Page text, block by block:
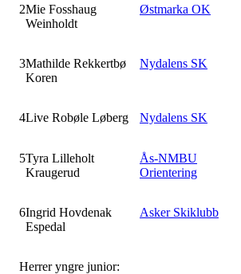
2Mie Fosshaug
Weinholdt
Østmarka OK
3Mathilde Rekkertbø
Koren
Nydalens SK
4Live Robøle Løberg Nydalens SK
5Tyra Lilleholt
Kraugerud
Ås-NMBU
Orientering
6Ingrid Hovdenak
Espedal
Asker Skiklubb
Herrer yngre junior: